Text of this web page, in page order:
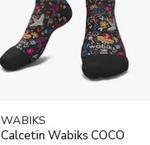
WABIKS
Calcetin Wabiks COCO